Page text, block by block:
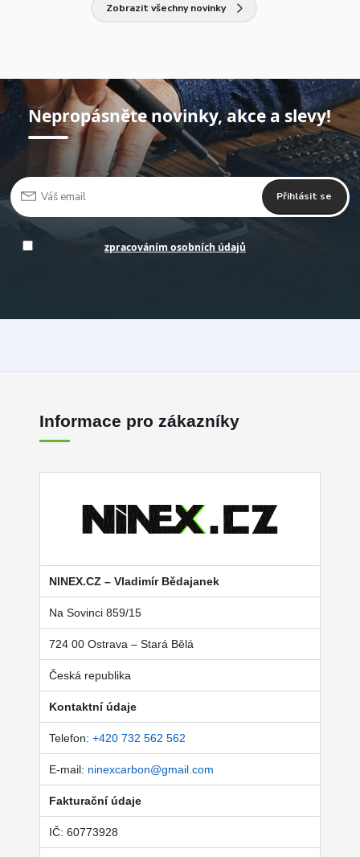
Zobrazit všechny novinky
Nepropásněte novinky, akce a slevy!
Přihlásit se
zpracováním osobních údajů
Informace pro zákazníky
NINEX.CZ – Vladimír Bědajanek
Na Sovinci 859/15
724 00 Ostrava – Stará Bělá
Česká republika
Kontaktní údaje
Telefon: +420 732 562 562
E-mail: ninexcarbon@gmail.com
Fakturační údaje
IČ: 60773928